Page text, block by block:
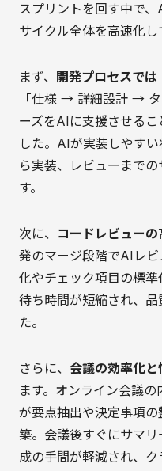
スプリントを回す中で
サイクル全体を高速化し
まず、 開発プロセスで
「仕様 → 詳細設計 →
ーズをAIに支援させる
した。AIが実装しやす
ら実装、レビューまで
す。
次に、 コードレビューの
発のマージ段階でAIレ
化やチェック項目の標
待ち時間が短縮され、
た。
さらに、 会議の効率化と
ます。オンライン会議
が要点抽出や決定事項
築。会議後すぐにサマ
成の手間が軽減され、